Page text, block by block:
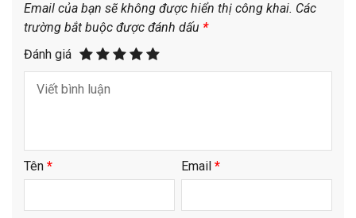
Email của bạn sẽ không được hiển thị công khai. Các
trường bắt buộc được đánh dấu *
Đánh giá
Tên * Email *